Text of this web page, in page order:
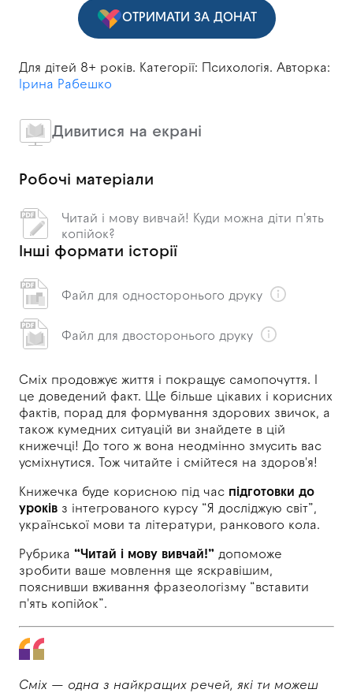
ОТРИМАТИ ЗА ДОНАТ
Для дітей 8+ років. Категорії: Психологія. Авторка:
Ірина Рабешко
Дивитися на екрані
Робочі матеріали
Читай і мову вивчай! Куди можна діти п'ять
копійок?
Інші формати історії
Файл для односторонього друку
Файл для двосторонього друку
Сміх продовжує життя і покращує самопочуття. І
це доведений факт. Ще більше цікавих і корисних
фактів, порад для формування здорових звичок, а
також кумедних ситуацій ви знайдете в цій
книжечці! До того ж вона неодмінно змусить вас
усміхнутися. Тож читайте і смійтеся на здоров'я!
Книжечка буде корисною під час підготовки до
уроків з інтегрованого курсу “Я досліджую світ”,
української мови та літератури, ранкового кола.
Рубрика “Читай і мову вивчай!” допоможе
зробити ваше мовлення ще яскравішим,
пояснивши вживання фразеологізму “вставити
п'ять копійок”.
Сміх — одна з найкращих речей, які ти можеш